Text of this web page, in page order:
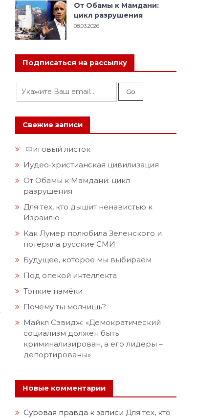
От Обамы к Мамдани:
цикл разрушения
08.03.2026
Подписаться на рассылку
Свежие записи
Фиговый листок
Иудео-христианская цивилизация
От Обамы к Мамдани: цикл
разрушения
Для тех, кто дышит ненавистью к
Израилю
Как Лумер полюбила Зеленского и
потеряла русские СМИ
Будущее, которое мы выбираем
Под опекой интеллекта
Тонкие намёки
Почему ты молчишь?
Майкл Сэвидж: «Демократический
социализм должен быть
криминализирован, а его лидеры –
депортированы»
Новые комментарии
Суровая правда к записи Для тех, кто